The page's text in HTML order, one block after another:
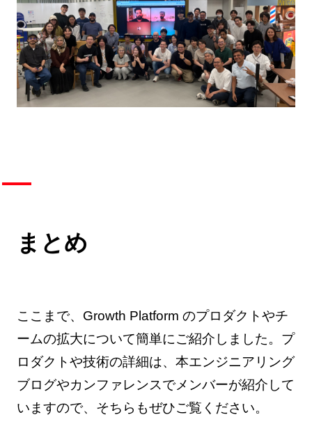
まとめ
ここまで、Growth Platform のプロダクトやチ
ームの拡大について簡単にご紹介しました。プ
ロダクトや技術の詳細は、本エンジニアリング
ブログやカンファレンスでメンバーが紹介して
いますので、そちらもぜひご覧ください。